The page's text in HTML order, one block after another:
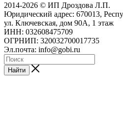
2014-2026 © ИП Дроздова Л.П.
Юридический адрес: 670013,
ул. Ключевская, дом 90А, 1 этаж
ИНН: 032608475709
ОГРНИП: 320032700017735
Эл.почта: info@gobi.ru
Найти